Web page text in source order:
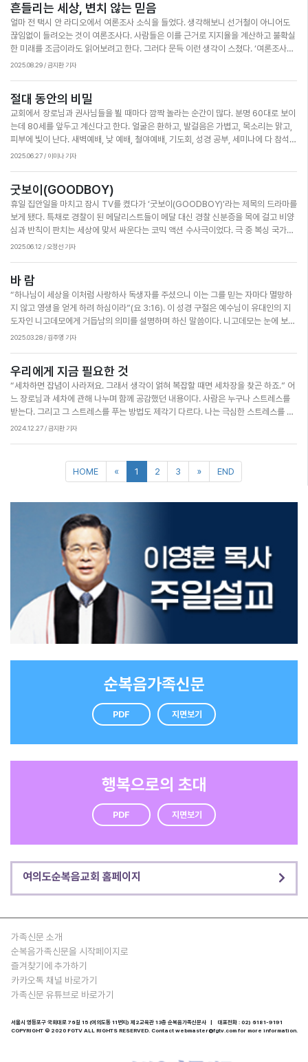
선교적 실천이다. 공기 한 모금에도 창조주의 숨결이 깃들어 있다. 지금 손에 들린 일회
용 컵 하나를 내려놓는 작은 행동이 하나님이 맡기신 이 땅을 회복시키는 시작이다. 우
리가 하나님 앞의 당당한 관리자로 거듭나고, 생명이 시작되는 온전한 봄을 느낄 수 있
게 되기를 소망해본다.
이 괴롭게 하고 지치게 한다. 우리가 당연하게 느끼는 것들을 순간적으로 빼앗길 때 원
망하고 쉽게 좌절하는 것이 인간의 모습이지만 그럼에도 불구하고 감사의 이유를 발견
해야 한다. 성경을 보면 모든 것을 빼앗긴 욥이 하는 말이 있다. “내가 모태에서 알몸으
로 나왔사온즉 또한 알몸이 그리로 돌아가올지라 주신 이도 야훼시요 거두신 이도 야
훼시오니 야훼의 이름이 찬송을 받으실지니이다”(욥 1:21). 주시는 것도 거두어 가시
해야 한다고 전하는 것이 아닐까. 지금부터라도 하나님께 감사하며 나아가는 한 주가
되도록 해보자. 한찬영 인턴기자(대학청년국)
흔들리는 세상, 변치 않는 믿음
얼마 전 택시 안 라디오에서 여론조사 소식을 들었다. 생각해보니 선거철이 아니어도
끊임없이 들려오는 것이 여론조사다. 사람들은 이를 근거로 지지율을 계산하고 불확실
한 미래를 조금이라도 읽어보려고 한다. 그러다 문득 이런 생각이 스쳤다. ‘여론조사가
현실의 불확실성과 두려움, 인간의 욕망을 해소하는 도구로 쓰이고 있는 것은 아닐까?’
했다. 당시 인구조사는 세금 부과, 강제 노역, 군대 징집의 의도로 시행됐으며 이는 왕
의 욕심으로 보았다. 다윗뿐 아니라 하나님께서 세우신 성경 속 왕들도 불확실성과 욕
망에 붙잡혀 무너졌다. 사울은 다윗을 칭송하는 민심과 시기심에 사로잡혀 무너졌고
(삼상 18:7~9) 솔로몬은 지혜와 부로 시작했으나 교만과 우상숭배로 타락했다(왕상
11:4~6). 히스기야는 아시리아의 위협에서 나라를 지켜낸 믿음의 왕이었지만 바벨론
고, 웃시야는 교만하여 성전에서 분향하다 나병에 걸렸다(대하 26:16). 자신의 잘못을
깨닫고 하나님께 돌아간 다윗처럼 우리도 여론이나 데이터가 아닌 영원히 변치 않는
하나님의 말씀에 붙들려야 한다. 하나님의 말씀은 우리 삶을 바른 길로 이끄는 중력과
도 같다. 흔들리는 세상 속에서도 말씀의 반석 위에 굳게 서서, 겸손히 하나님만 의지하
는 믿음을 갖기를 간절히 바란다.
2025.08.29 / 금지환 기자
절대 동안의 비밀
교회에서 장로님과 권사님들을 뵐 때마다 깜짝 놀라는 순간이 많다. 분명 60대로 보이
는데 80세를 앞두고 계신다고 한다. 얼굴은 환하고, 발걸음은 가볍고, 목소리는 맑고,
피부에 빛이 난다. 새벽예배, 낮 예배, 철야예배, 기도회, 성경 공부, 세미나에 다 참석하
고 하루 종일 봉사하면서도 지친 기색은커녕 얼굴엔 미소가 가득하다. ‘세월이 비켜가
방하는 중요한 역할을 한다는 것이다. 예일대 노화심리학의 선구자인 베카 레비 교수
는 660명을 대상으로 23년 동안 추적 연구한 결과 긍정적인 사람은 평균 7.5년 더 오
래 산다고 발표했다. 다른 과학 연구에도 신앙의 긍정적인 태도가 면역력 향상, 노화 억
제, 심장 건강, 뇌 기능 유지 등에 유의미한 영향을 준다는 것을 보여주고 있다. 하나님
안에서의 절대 긍정과 감사는 우리의 몸을 젊게 하고, 건강을 지켜주는 영적 백신이었
지는 것이 과학적 원리인데 이 모든 것이 하나님의 은혜 가운데 이뤄지니 이보다 더 좋
을 수가 없다. “항상 기뻐하라 쉬지 말고 기도하라 범사에 감사하라 이것이 그리스도
예수 안에서 너희를 향하신 하나님의 뜻이니라”(살전 5:16~18)는 말씀을 꼭 붙잡고
살아가자.
2025.06.27 / 이미나 기자
굿보이(GOODBOY)
휴일 집안일을 마치고 잠시 TV를 켰다가 ‘굿보이(GOODBOY)’라는 제목의 드라마를
보게 됐다. 특채로 경찰이 된 메달리스트들이 메달 대신 경찰 신분증을 목에 걸고 비양
심과 반칙이 판치는 세상에 맞서 싸운다는 코믹 액션 수사극이었다. 극 중 복싱 국가대
표 금메달리스트에서 경찰이 된 주인공이 악인과 대적하는 장면에서 내뱉은 대사가 하
악에 지지 않겠다는 주인공의 결의를 보면서 문득 다윗이 떠올랐다. ‘다윗과 골리앗’의
싸움은 모르는 사람이 없을 정도로 유명한 이야기다. 우리는 온몸을 갑옷으로 두른 거
인 골리앗을 겨우 물매 5개로 이긴 다윗을 떠올리며 일상의 크고 작은 싸움에 도전한
다. 그러나 정작 두려움을 넘는 다윗의 용맹함, 무조건 용감하고 전투적이기만 했던 것
이 아닌 지혜롭게 난관을 헤쳐 나갔던 다윗의 지략이 어디에서 비롯됐는지 간과할 때
수 있었던 것이 모두 하나님의 보호하심 때문이라고 고백했다. 누군가 만일 비양심과
반칙에 맞서야 하는 상황이라면 지금이 바로 굿 보이 ‘다윗’의 용맹함을 배울 때가 아닌
가 생각된다. 하나님의 뜻 안에 거하겠다는 결단으로 그분 앞에서 지혜를 구했던 다윗
처럼 우리도 하나님 앞에 서서 믿음으로 구해보자. 고난의 링 위에서 진정한 승리의 기
쁨을 누리는 굿 보이가 될지 누가 아는가.
2025.06.12 / 오정선 기자
바 람
“하나님이 세상을 이처럼 사랑하사 독생자를 주셨으니 이는 그를 믿는 자마다 멸망하
지 않고 영생을 얻게 하려 하심이라”(요 3:16). 이 성경 구절은 예수님이 유대인의 지
도자인 니고데모에게 거듭남의 의미를 설명하며 하신 말씀이다. 니고데모는 눈에 보이
지 않는 것을 믿지 못하고 성령으로 거듭난다는 의미를 이해하지 못했다. 이에 예수님
지만 우리가 성령으로 거듭날 때 그 변화 속에서 성령의 역사를 체험할 수 있다. 성령의
역사로 인한 변화는 개인의 삶뿐만 아니라 공동체와 사회에도 큰 영향을 미친다. 올해
는 아펜젤러와 언더우드 선교사가 한국 땅에 복음의 씨앗을 뿌린 지 140주년이 되는
해이다. 이들이 뿌린 복음의 씨앗은 성령의 바람을 타고 곳곳에 퍼져 많은 사람들에게
위로와 참된 평안을 주었다. 또한 이들이 시작한 선교 사업은 교육, 의료, 문화 등 다양
를 소망한다. 예수님께서는 부활 후 승천하시기 전 제자들에게 “성령을 받으라”고 하
셨다. 4월 20일 부활절을 맞아 죄와 죽음을 이기고 다시 사신 예수님의 부활의 능력이
데 중요한 역할을 하기를 기도한다.
2025.03.28 / 김주영 기자
우리에게 지금 필요한 것
“세차하면 잡념이 사라져요. 그래서 생각이 얽혀 복잡할 때면 세차장을 찾곤 하죠.” 어
느 장로님과 세차에 관해 나누며 함께 공감했던 내용이다. 사람은 누구나 스트레스를
받는다. 그리고 그 스트레스를 푸는 방법도 제각기 다르다. 나는 극심한 스트레스를 받
으면 몰두할 무언가를 찾는다. 한동안 세차에 빠져 있었던 적이 있었는데, 차에 묻은 흙
은 방에 쌓인 먼지와 물건들도 정리한다. 끝마치고 보면 마음 한구석도 정리되는 기분
이 든다. 캐나다 임상 심리학자 조던 피터슨에 따르면 어수선한 방은 내면의 혼란이나
순히 공간을 깨끗하게 하는 일만이 아니다. 우리 마음을 돌아보고 정리하는 시간이기
도 하다. 청소하며 문득 ‘우리의 영혼도 이렇게 정기적으로 돌아보고 깨끗이 해야 하지
않을까’ 생각했다. 삶 속에서 알게 모르게 쌓이는 죄가 마치 먼지와 같았기 때문이다.
주기적으로 청소하며 마음을 정리하듯, 우리는 하나님께 나아가 회개하는 시간을 가져
야 한다. 한 해를 마무리하며 우리의 영혼을 돌아보고 창조자 하나님께 나아가 회개하
는 시간을 가져보자. 영혼의 먼지가 깨끗이 씻겨지며 참된 평안과 안식을 누릴 수 있게
2024.12.27 / 금지환 기자
HOME
순복음가족신문
PDF 지면보기
행복으로의 초대
PDF 지면보기
여의도순복음교회 홈페이지
가족신문 소개
순복음가족신문을 시작페이지로
즐겨찾기에 추가하기
카카오톡 채널 바로가기
가족신문 유튜브로 바로가기
서울시 영등포구 국회대로 76길 15 (여의도동 11번지) 제2교육관 13층 순복음가족신문사 | 대표전화 : 02) 6181-9191
COPYRIGHT © 2020 FGTV ALL RIGHTS RESERVED. Contact webmaster@fgtv.com for more information.